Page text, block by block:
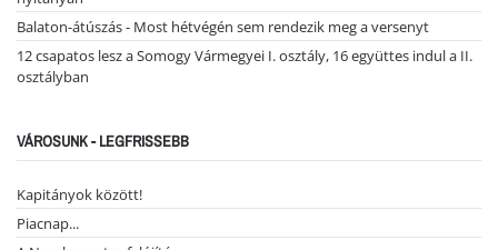
Balaton-átúszás - Most hétvégén sem rendezik meg a versenyt
12 csapatos lesz a Somogy Vármegyei I. osztály, 16 együttes indul a II.
osztályban
VÁROSUNK - LEGFRISSEBB
Kapitányok között!
Piacnap...